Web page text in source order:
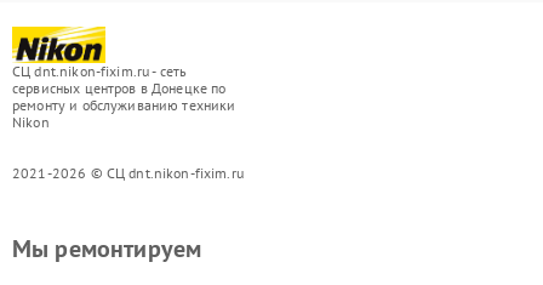
СЦ dnt.nikon-fixim.ru - сеть
сервисных центров в Донецке по
ремонту и обслуживанию техники
Nikon
2021-2026 © СЦ dnt.nikon-fixim.ru
Мы ремонтируем